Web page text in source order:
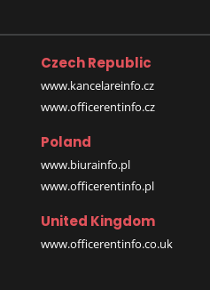
Czech Republic
www.kancelareinfo.cz
www.officerentinfo.cz
Poland
www.biurainfo.pl
www.officerentinfo.pl
United Kingdom
www.officerentinfo.co.uk